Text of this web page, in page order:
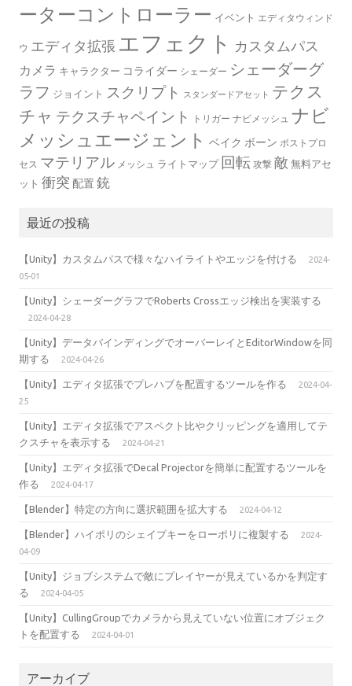
ーターコントローラー イベント エディタウィンド
ウ エディタ拡張 エフェクト カスタムパス
カメラ キャラクター コライダー シェーダー シェーダーグ
ラフ ジョイント スクリプト スタンダードアセット テクス
チャ テクスチャペイント トリガー ナビメッシュ ナビ
メッシュエージェント ベイク ボーン ポストプロ
セス マテリアル メッシュ ライトマップ 回転 攻撃 敵 無料アセ
ット 衝突 配置 銃
最近の投稿
【Unity】カスタムパスで様々なハイライトやエッジを付ける
2024-
05-01
【Unity】シェーダーグラフでRoberts Crossエッジ検出を実装する
2024-04-28
【Unity】データバインディングでオーバーレイとEditorWindowを同
期する
2024-04-26
【Unity】エディタ拡張でプレハブを配置するツールを作る
2024-04-
25
【Unity】エディタ拡張でアスペクト比やクリッピングを適用してテ
クスチャを表示する
2024-04-21
【Unity】エディタ拡張でDecal Projectorを簡単に配置するツールを
作る
2024-04-17
【Blender】特定の方向に選択範囲を拡大する 2024-04-12
【Blender】ハイポリのシェイプキーをローポリに複製する
2024-
04-09
【Unity】ジョブシステムで敵にプレイヤーが見えているかを判定す
る
2024-04-05
【Unity】CullingGroupでカメラから見えていない位置にオブジェク
トを配置する
2024-04-01
アーカイブ